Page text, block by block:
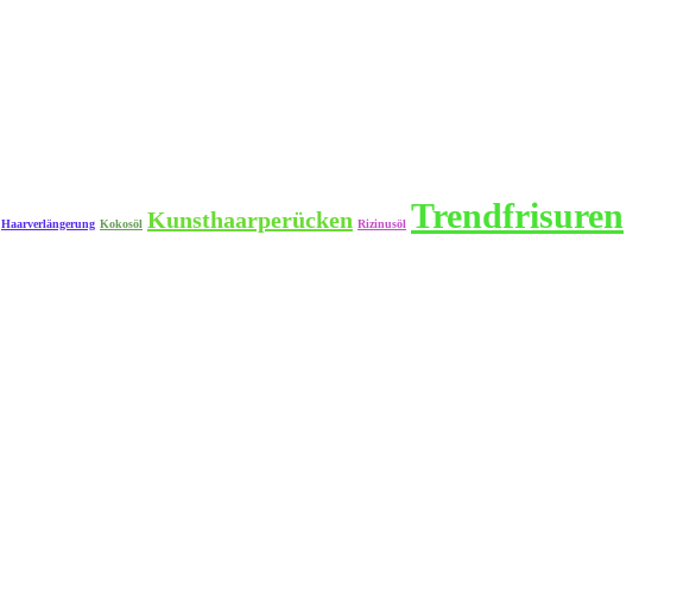
Haarverlängerung Kokosöl Kunsthaarperücken Rizinusöl Trendfrisuren